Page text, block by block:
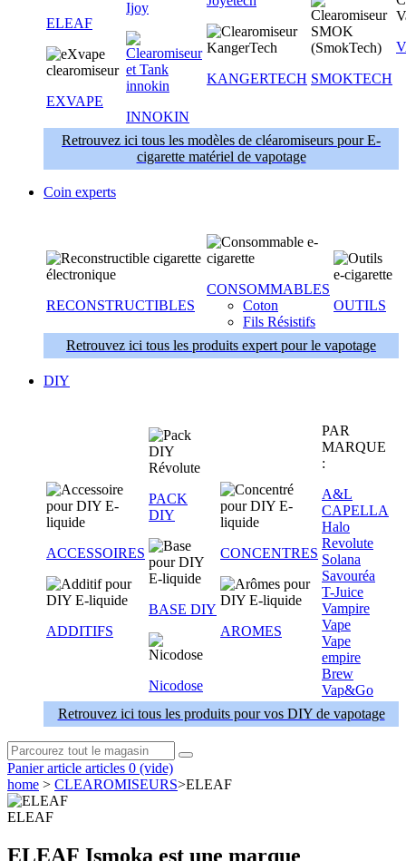
ELEAF
EXVAPE
Ijoy
INNOKIN
KANGERTECH SMOKTECH
Retrouvez ici tous les modèles de cléaromiseurs pour E-
cigarette matériel de vapotage
Coin experts
RECONSTRUCTIBLES
CONSOMMABLES
Coton
Fils Résistifs
OUTILS
Retrouvez ici tous les produits expert pour le vapotage
DIY
ACCESSOIRES
ADDITIFS
PACK
DIY
BASE DIY
Nicodose
CONCENTRES
AROMES
PAR
MARQUE
:
A&L
CAPELLA
Halo
Revolute
Solana
Savouréa
T-Juice
Vampire
Vape
Vape
empire
Brew
Vap&Go
Retrouvez ici tous les produits pour vos DIY de vapotage
Panier article articles 0 (vide)
home > CLEAROMISEURS>ELEAF
ELEAF
ELEAF Ismoka est une marque